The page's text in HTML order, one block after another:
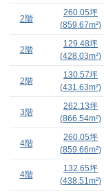
2階
260.05坪
(859.67m²)
2階
129.48坪
(428.03m²)
2階
130.57坪
(431.63m²)
3階
262.13坪
(866.54m²)
4階
260.05坪
(859.66m²)
4階
132.65坪
(438.51m²)